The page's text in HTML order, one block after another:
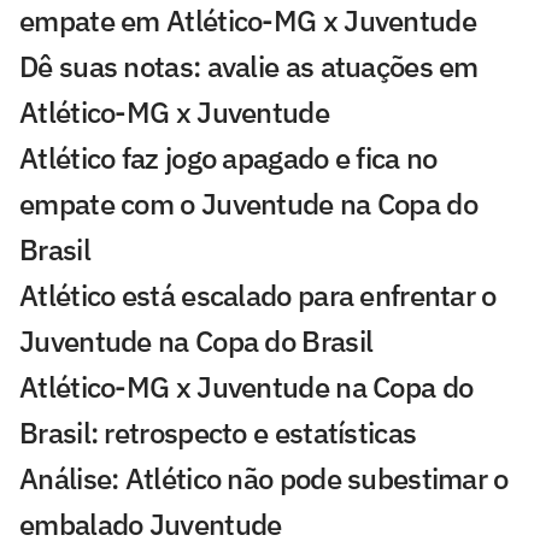
empate em Atlético-MG x Juventude
Dê suas notas: avalie as atuações em
Atlético-MG x Juventude
Atlético faz jogo apagado e fica no
empate com o Juventude na Copa do
Brasil
Atlético está escalado para enfrentar o
Juventude na Copa do Brasil
Atlético-MG x Juventude na Copa do
Brasil: retrospecto e estatísticas
Análise: Atlético não pode subestimar o
embalado Juventude